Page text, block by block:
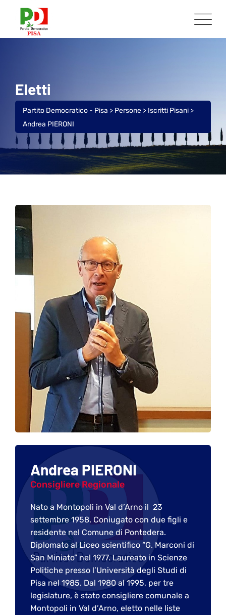
Eletti
Partito Democratico - Pisa > Persone > Iscritti Pisani >
Andrea PIERONI
Andrea PIERONI
Consigliere Regionale
Nato a Montopoli in Val d’Arno il 23
settembre 1958. Coniugato con due figli e
residente nel Comune di Pontedera.
Diplomato al Liceo scientifico “G. Marconi di
San Miniato” nel 1977. Laureato in Scienze
Politiche presso l’Università degli Studi di
Pisa nel 1985. Dal 1980 al 1995, per tre
legislature, è stato consigliere comunale a
Montopoli in Val d’Arno, eletto nelle liste